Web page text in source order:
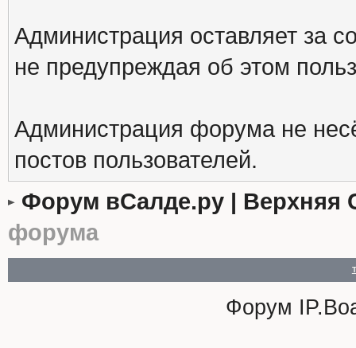
Администрация оставляет за
не предупреждая об этом
Администрация форума не
постов пользователей.
Форум вСалде.ру | Верхняя
форума
Форум